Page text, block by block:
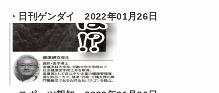
・日刊ゲンダイ 2022年01月26日